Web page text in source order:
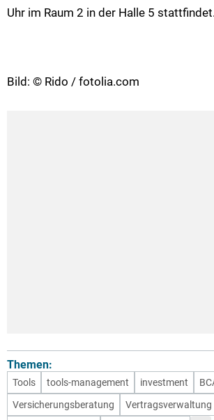
Uhr im Raum 2 in der Halle 5 stattfindet.
Bild: © Rido / fotolia.com
Themen:
Tools tools-management investment
Versicherungsberatung
Vertragsverwaltung